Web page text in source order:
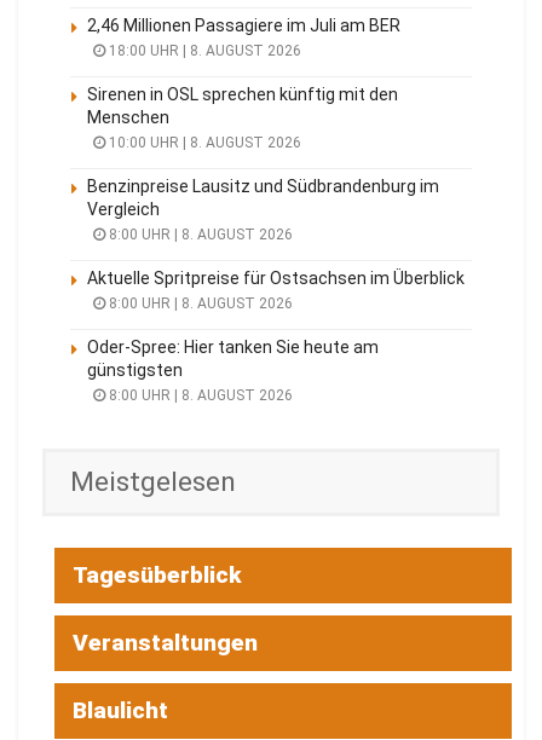
2,46 Millionen Passagiere im Juli am BER
18:00 UHR | 8. AUGUST 2026
Sirenen in OSL sprechen künftig mit den
Menschen
10:00 UHR | 8. AUGUST 2026
Benzinpreise Lausitz und Südbrandenburg im
Vergleich
8:00 UHR | 8. AUGUST 2026
Aktuelle Spritpreise für Ostsachsen im Überblick
8:00 UHR | 8. AUGUST 2026
Oder-Spree: Hier tanken Sie heute am
günstigsten
8:00 UHR | 8. AUGUST 2026
Meistgelesen
Tagesüberblick
Veranstaltungen
Blaulicht